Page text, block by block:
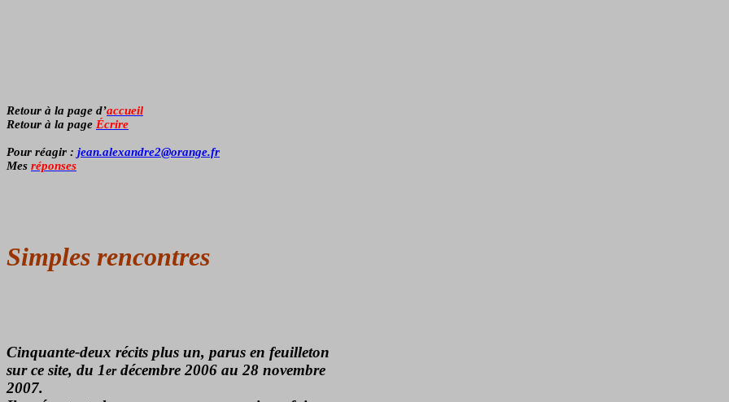
Retour à la page d’accueil
Retour à la page Écrire
Pour réagir : jean.alexandre2@orange.fr
Mes réponses
Simples rencontres
Cinquante-deux récits plus un, parus en feuilleton
sur ce site, du 1erdécembre 2006 au 28 novembre
2007.